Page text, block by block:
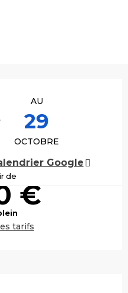
AU
29
OCTOBRE
Google
de
€
tarifs